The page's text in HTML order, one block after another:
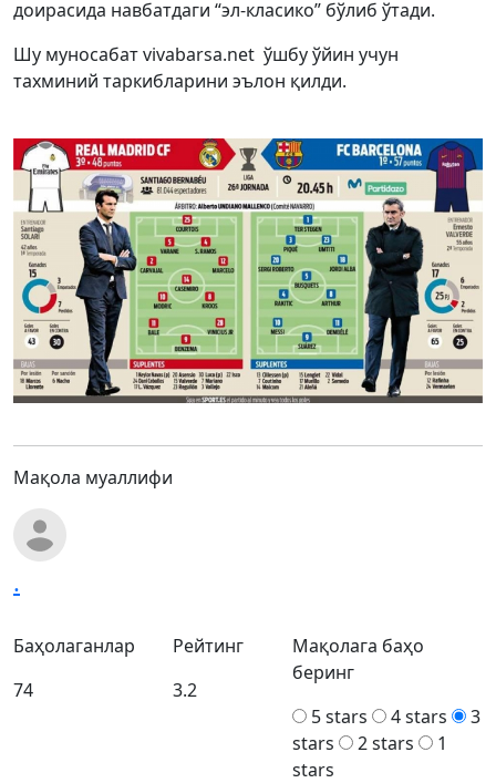
доирасида навбатдаги “эл-класико” бўлиб ўтади.
Шу муносабат vivabarsa.net ўшбу ўйин учун
тахминий таркибларини эълон қилди.
Мақола муаллифи
.
Баҳолаганлар
74
Рейтинг
3.2
Мақолага баҳо
беринг
5 stars
4 stars
3
stars
2 stars
1
stars